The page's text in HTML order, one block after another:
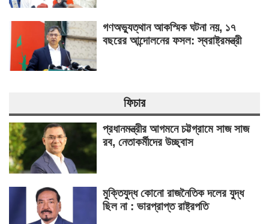
গণঅভ্যুত্থান আকস্মিক ঘটনা নয়, ১৭
বছরের আন্দোলনের ফসল: স্বরাষ্ট্রমন্ত্রী
ফিচার
প্রধানমন্ত্রীর আগমনে চট্টগ্রামে সাজ সাজ
রব, নেতাকর্মীদের উচ্ছ্বাস
মুক্তিযুদ্ধ কোনো রাজনৈতিক দলের যুদ্ধ
ছিল না : ভারপ্রাপ্ত রাষ্ট্রপতি